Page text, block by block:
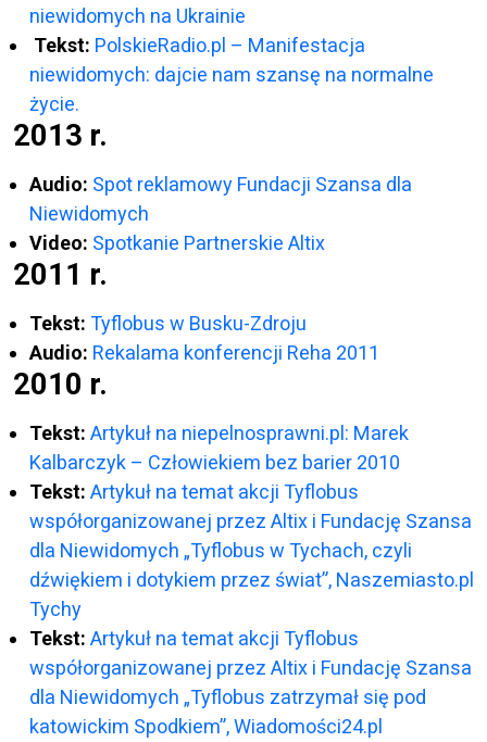
niewidomych na Ukrainie
Tekst: PolskieRadio.pl – Manifestacja
niewidomych: dajcie nam szansę na normalne
życie.
2013 r.
Audio: Spot reklamowy Fundacji Szansa dla
Niewidomych
Video: Spotkanie Partnerskie Altix
2011 r.
Tekst: Tyflobus w Busku-Zdroju
Audio: Rekalama konferencji Reha 2011
2010 r.
Tekst: Artykuł na niepelnosprawni.pl: Marek
Kalbarczyk – Człowiekiem bez barier 2010
Tekst: Artykuł na temat akcji Tyflobus
współorganizowanej przez Altix i Fundację Szansa
dla Niewidomych „Tyflobus w Tychach, czyli
dźwiękiem i dotykiem przez świat”, Naszemiasto.pl
Tychy
Tekst: Artykuł na temat akcji Tyflobus
współorganizowanej przez Altix i Fundację Szansa
dla Niewidomych „Tyflobus zatrzymał się pod
katowickim Spodkiem”, Wiadomości24.pl